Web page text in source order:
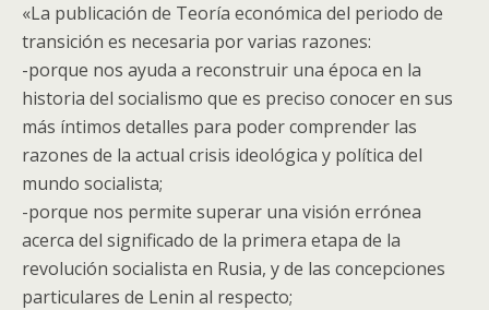
«La publicación de Teoría económica del periodo de
transición es necesaria por varias razones:
-porque nos ayuda a reconstruir una época en la
historia del socialismo que es preciso conocer en sus
más íntimos detalles para poder comprender las
razones de la actual crisis ideológica y política del
mundo socialista;
-porque nos permite superar una visión errónea
acerca del significado de la primera etapa de la
revolución socialista en Rusia, y de las concepciones
particulares de Lenin al respecto;